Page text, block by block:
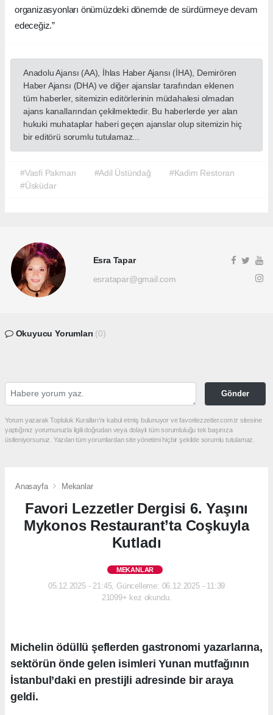
organizasyonları önümüzdeki dönemde de sürdürmeye devam
edeceğiz.”
Anadolu Ajansı (AA), İhlas Haber Ajansı (İHA), Demirören
Haber Ajansı (DHA) ve diğer ajanslar tarafından eklenen
tüm haberler, sitemizin editörlerinin müdahalesi olmadan
ajans kanallarından çekilmektedir. Bu haberlerde yer alan
hukuki muhataplar haberi geçen ajanslar olup sitemizin hiç
bir editörü sorumlu tutulamaz...
#Vasfi Pakman #Adil Üstündağ
#Kadim Restoran
#Üsküdar
Esra Tapar
esratapar@gmail.com
Okuyucu Yorumları (0)
Gönder
Yorum yazarak Topluluk Kuralları’nı kabul etmiş bulunuyor ve favorilezzetler.com.tr sitesine
yaptığınız yorumunuzla ilgili doğrudan veya dolaylı tüm sorumluluğu tek başınıza
üstleniyorsunuz. Yazılan tüm yorumlardan site yönetimi hiçbir şekilde sorumlu tutulamaz.
Anasayfa Mekanlar
Favori Lezzetler Dergisi 6. Yaşını
Mykonos Restaurant’ta Coşkuyla
Kutladı
MEKANLAR
05.12.2025 - 21:45, Güncelleme: 06.12.2025 - 11:39
21099+ kez okundu.
Michelin ödüllü şeflerden gastronomi yazarlarına,
sektörün önde gelen isimleri Yunan mutfağının
İstanbul’daki en prestijli adresinde bir araya
geldi.